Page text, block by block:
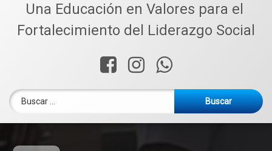
CONTACTO
Una Educación en Valores para el
Fortalecimiento del Liderazgo Social
Facebook
InstagramWhatsApp